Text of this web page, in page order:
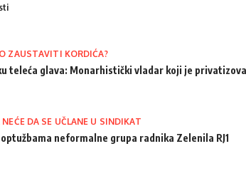
ZAUSTAVITI KORDIĆA?
teleća glava: Monarhistički vladar koji je
NEĆE DA SE UČLANE U SINDIKAT
neformalne grupa radnika Zelenila RJ1